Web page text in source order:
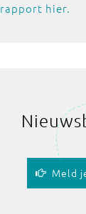
rapport hier.
Meld